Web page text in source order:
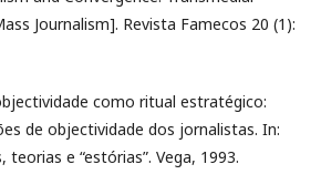
Journalism]. Revista Famecos 20 (1):
como ritual estratégico:
de objectividade dos jornalistas. In:
teorias e “estórias”. Vega, 1993.